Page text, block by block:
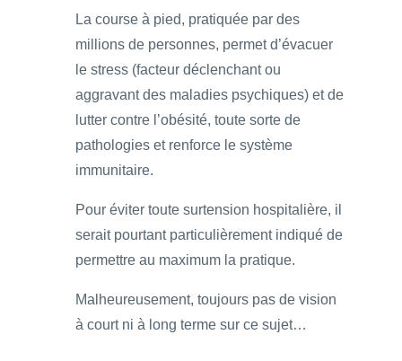
La course à pied, pratiquée par des
millions de personnes, permet d’évacuer
le stress (facteur déclenchant ou
aggravant des maladies psychiques) et de
lutter contre l’obésité, toute sorte de
pathologies et renforce le système
immunitaire.
Pour éviter toute surtension hospitalière, il
serait pourtant particulièrement indiqué de
permettre au maximum la pratique.
Malheureusement, toujours pas de vision
à court ni à long terme sur ce sujet…